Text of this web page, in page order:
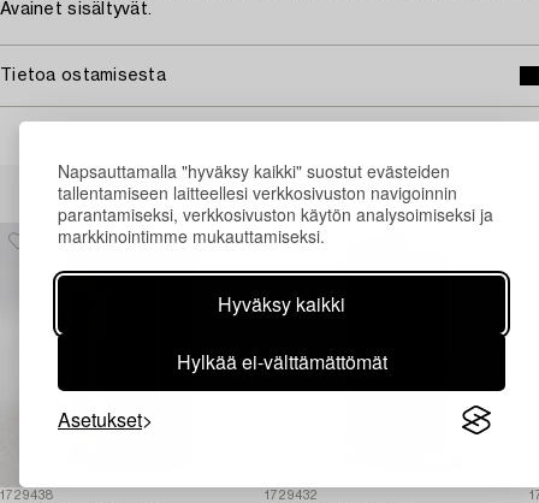
Napsauttamalla "hyväksy kaikki" suostut evästeiden
tallentamiseen laitteellesi verkkosivuston navigoinnin
parantamiseksi, verkkosivuston käytön analysoimiseksi ja
markkinointimme mukauttamiseksi.
Hyväksy kaikki
Hylkää ei-välttämättömät
Asetukset
Avainet sisältyvät.
Tietoa ostamisesta
Muiden katsomia kohteita
1729438 1729432